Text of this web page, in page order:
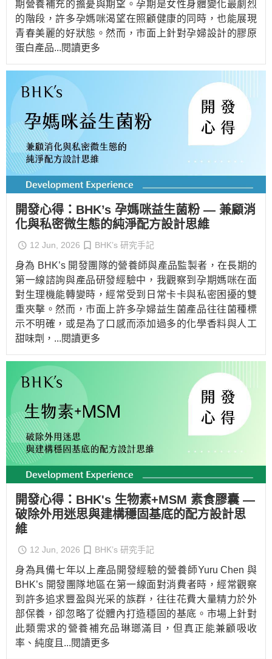
期營養補充的擔憂與期望。孕期是女性身體變化最劇烈
的階段，許多孕媽咪渴望在照顧健康的同時，也能展現
青春美麗的好狀態。然而，市面上針對孕婦設計的膠原
蛋白產品...閱讀更多
開發心得：BHK’s 孕媽咪益生菌粉 — 兼顧消
化與私密微生態的純淨配方設計思維
12 Jun, 2026 BHK’s 研究手記
身為 BHK’s 開發團隊的營養師與產品監製者，在長期的
第一線諮詢與產品研發經驗中，我觀察到孕期媽咪在面
對生理機能轉變時，經常受到日常卡卡與私密困擾的雙
重夾擊。然而，市面上許多孕婦益生菌產品往往菌種標
示不明確，或是為了口感而添加過多的化學香料與人工
甜味劑， ...閱讀更多
開發心得：BHK's 生物素+MSM 素食膠囊 —
破除外用迷思與建構穩固基底的配方設計思
維
12 Jun, 2026 BHK’s 研究手記
身為具備七年以上產品開發經驗的營養師Yuru Chen 與
BHK’s 開發團隊地區在第一線面對消費者時，經常觀察
到許多追求豐盈與光采的族群，往往花費大量精力於外
部保養，卻忽略了從體內打造穩固的基底。市場上針對
此類需求的營養補充品琳瑯滿目，但真正能兼顧吸收
率、純度且...閱讀更多